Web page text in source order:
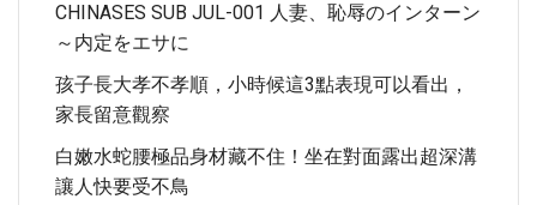
CHINASES SUB JUL-001 人妻、恥辱のインターン
～内定をエサに
孩子長大孝不孝順，小時候這3點表現可以看出，
家長留意觀察
白嫩水蛇腰極品身材藏不住！坐在對面露出超深溝
讓人快要受不鳥